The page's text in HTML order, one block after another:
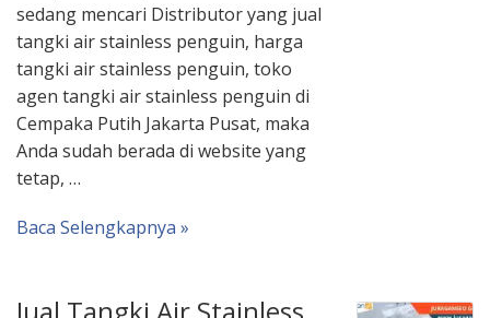
sedang mencari Distributor yang jual
tangki air stainless penguin, harga
tangki air stainless penguin, toko
agen tangki air stainless penguin di
Cempaka Putih Jakarta Pusat, maka
Anda sudah berada di website yang
tetap, …
Baca Selengkapnya »